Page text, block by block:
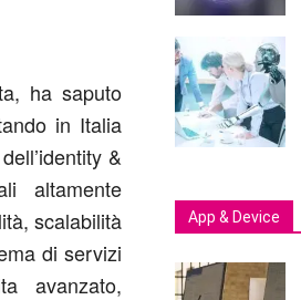
ha saputo
in Italia
&
altamente
scalabilità
di servizi
avanzato,
App & Device